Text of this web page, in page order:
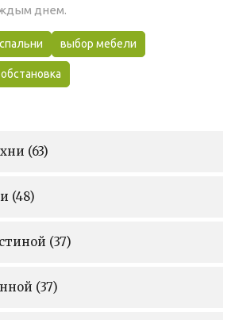
днем.
выбор мебели
обстановка
(63)
(48)
(37)
(37)